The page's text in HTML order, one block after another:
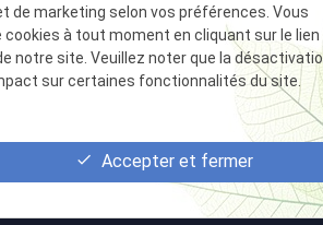
Saisie immobilière
Procédure collective
de marketing selon vos préférences. Vous
à tout moment en cliquant sur le lien
notre site. Veuillez noter que la
sur certaines fonctionnalités du site.
Accepter et fermer